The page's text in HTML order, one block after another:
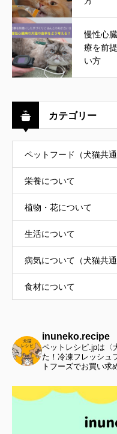
慢性心
療を前
い方
カテゴリー
ペットフード（犬猫共通
栄養について
植物・花について
生活について
病気について（犬猫共通
食材について
inuneko.recipe
ペットレシピ.jpは〈
た！冷凍フレッシュ
トフーズでお買い求